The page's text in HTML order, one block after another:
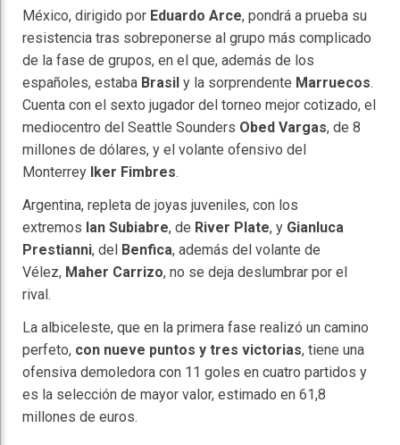
México, dirigido por Eduardo Arce, pondrá a prueba su
resistencia tras sobreponerse al grupo más complicado
de la fase de grupos, en el que, además de los
españoles, estaba Brasil y la sorprendente Marruecos.
Cuenta con el sexto jugador del torneo mejor cotizado, el
mediocentro del Seattle Sounders Obed Vargas, de 8
millones de dólares, y el volante ofensivo del
Monterrey Iker Fimbres.
Argentina, repleta de joyas juveniles, con los
extremos Ian Subiabre, de River Plate, y Gianluca
Prestianni, del Benfica, además del volante de
Vélez, Maher Carrizo, no se deja deslumbrar por el
rival.
La albiceleste, que en la primera fase realizó un camino
perfeto, con nueve puntos y tres victorias, tiene una
ofensiva demoledora con 11 goles en cuatro partidos y
es la selección de mayor valor, estimado en 61,8
millones de euros.